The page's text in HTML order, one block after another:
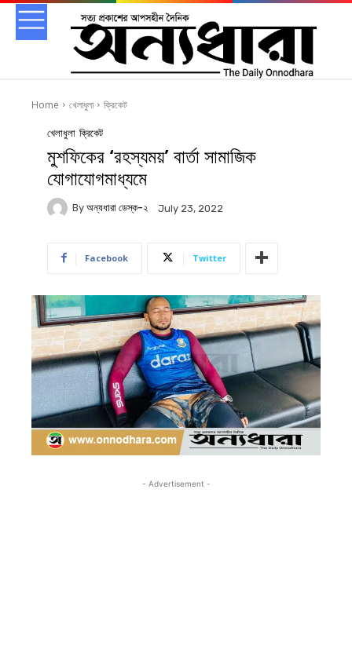
Home খেলাধুলা ক্রিকেট
খেলাধুলা ক্রিকেট
মুশফিকের ‘রহস্যময়’ বার্তা সামাজিক
যোগাযোগমাধ্যমে
By অন্যধারা ডেস্ক-২ July 23, 2022
Facebook Twitter
- Advertisement -